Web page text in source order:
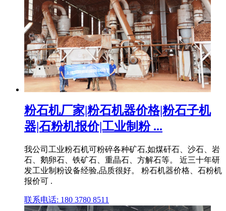
粉石机厂家|粉石机器价格|粉石子机
器|石粉机报价|工业制粉 ...
我公司工业粉石机可粉碎各种矿石,如煤矸石、沙石、岩
石、鹅卵石、铁矿石、重晶石、方解石等。 近三十年研
发工业制粉设备经验,品质很好。 粉石机器价格、石粉机
报价可 .
联系电话: 180 3780 8511